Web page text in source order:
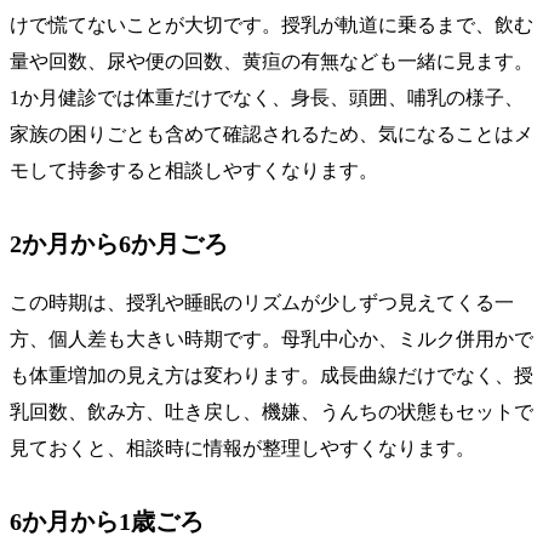
けで慌てないことが大切です。授乳が軌道に乗るまで、飲む
量や回数、尿や便の回数、黄疸の有無なども一緒に見ます。
1か月健診では体重だけでなく、身長、頭囲、哺乳の様子、
家族の困りごとも含めて確認されるため、気になることはメ
モして持参すると相談しやすくなります。
2か月から6か月ごろ
この時期は、授乳や睡眠のリズムが少しずつ見えてくる一
方、個人差も大きい時期です。母乳中心か、ミルク併用かで
も体重増加の見え方は変わります。成長曲線だけでなく、授
乳回数、飲み方、吐き戻し、機嫌、うんちの状態もセットで
見ておくと、相談時に情報が整理しやすくなります。
6か月から1歳ごろ